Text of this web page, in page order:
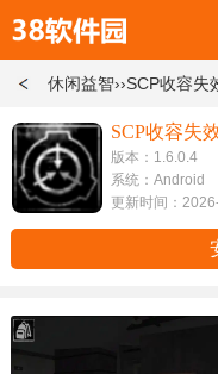
休闲益智››SCP收容失
SCP收容失
版本：1.6.0.4
系统：Android
更新时间：